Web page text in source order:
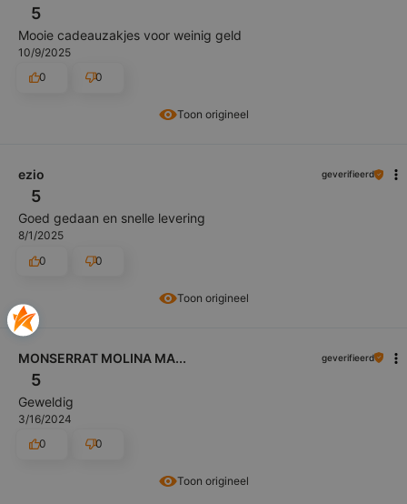
Toon origineel
5
Mooie cadeauzakjes voor weinig geld
10/9/2025
0
0
Toon origineel
ezio geverifieerd
5
Goed gedaan en snelle levering
8/1/2025
0
0
Toon origineel
MONSERRAT MOLINA MA... geverifieerd
5
Geweldig
3/16/2024
0
0